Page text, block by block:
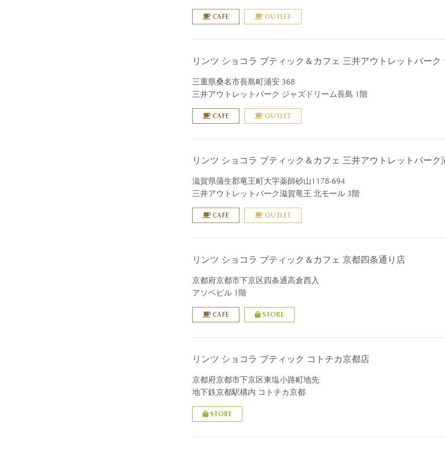
CAFE OUTLET
リンツ ショコラ ブティック＆カフェ 三井アウトレットパー
三重県桑名市長島町浦安 368
三井アウトレットパーク ジャズドリーム長島 1階
CAFE OUTLET
リンツ ショコラ ブティック＆カフェ 三井アウトレットパーク
滋賀県蒲生郡竜王町大字薬師砂山1178-694
三井アウトレットパーク滋賀竜王 北モール 3階
CAFE OUTLET
リンツ ショコラ ブティック＆カフェ 京都四条通り店
京都府京都市下京区四条通高倉西入
アソベビル 1階
CAFE STORE
リンツ ショコラ ブティック コトチカ京都店
京都府京都市下京区東塩小路町地先
地下鉄京都駅構内 コトチカ京都
STORE